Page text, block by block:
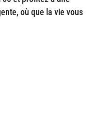
où que la vie vous